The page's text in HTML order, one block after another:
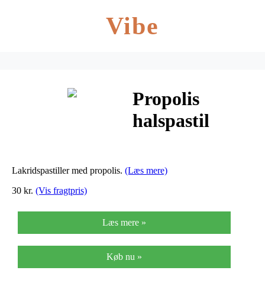
Vibe
Propolis
halspastil
lakrids – 50 G
Lakridspastiller med propolis. (Læs mere)
30 kr. (Vis fragtpris)
Læs mere »
Køb nu »